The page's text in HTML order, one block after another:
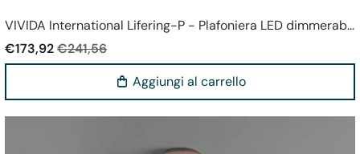
VIVIDA International Lifering-P - Plafoniera LED dimmerab...
€173,92€241,56
Aggiungi al carrello